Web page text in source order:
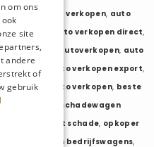
auto export verkopen, auto
keuring auto verkopen direct,
verkopen autoverkopen, auto
verkopen auto verkopen export,
,oude auto verkopen, beste
uw auto
schadewagen
auto met schade, opkoper
verkopen bedrijfswagens,
om ons
site
andere
of
gebruik